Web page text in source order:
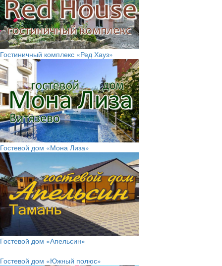
Гостиничный комплекс «Ред Хауз»
Гостевой дом «Мона Лиза»
Гостевой дом «Апельсин»
Гостевой дом «Южный полюс»